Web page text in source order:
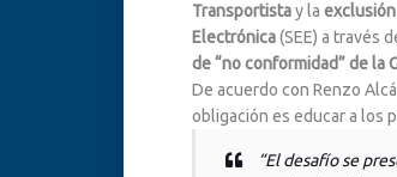
Transportistay la exclusión
Electrónica(SEE) a través
de “no conformidad” de la
De acuerdo con Renzo
obligación es educar a los
“El desafío se